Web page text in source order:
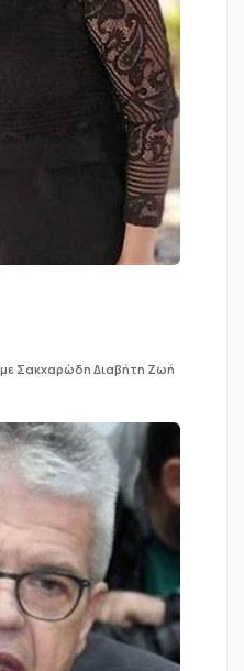
Σακχαρώδη Διαβήτη Ζωή